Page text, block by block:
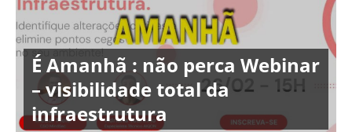
É Amanhã : não perca Webinar
– visibilidade total da
infraestrutura